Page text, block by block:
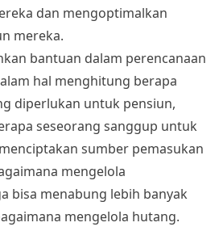
dan mengoptimalkan
mereka.
bantuan dalam perencanaan
hal menghitung berapa
diperlukan untuk pensiun,
seseorang sanggup untuk
sumber pemasukan
mengelola
bisa menabung lebih banyak
mengelola hutang.